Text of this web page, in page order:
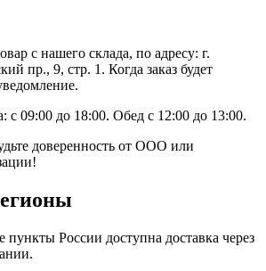
с нашего склада, по адресу: г.
пр., 9, стр. 1. Когда заказ будет
с 09:00 до 18:00. Обед с 12:00 до 13:00.
доверенность от ООО или
пункты России доступна доставка через